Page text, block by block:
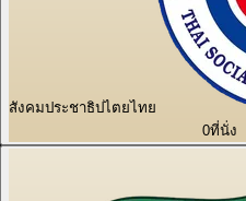
สังคมประชาธิปไตยไทย
0ที่นั่ง